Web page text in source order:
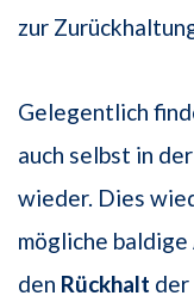
zur
Gelegentlich
auch selbst in
wieder. Dies
mögliche baldige
den Rückhalt der